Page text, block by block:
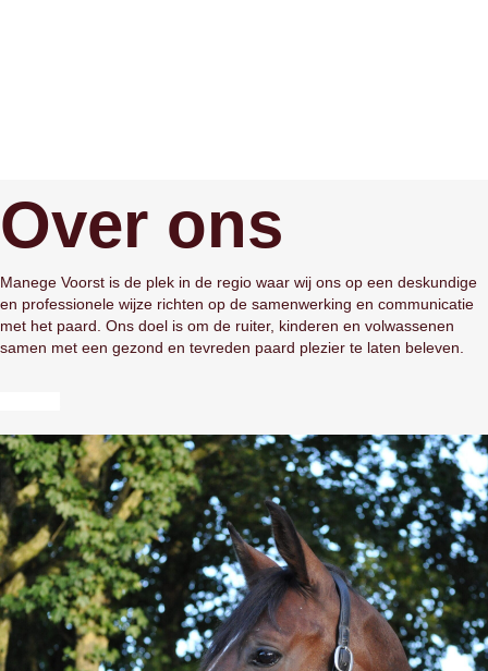
Over ons
Manege Voorst is de plek in de regio waar wij ons op een deskundige
en professionele wijze richten op de samenwerking en communicatie
met het paard. Ons doel is om de ruiter, kinderen en volwassenen
samen met een gezond en tevreden paard plezier te laten beleven.